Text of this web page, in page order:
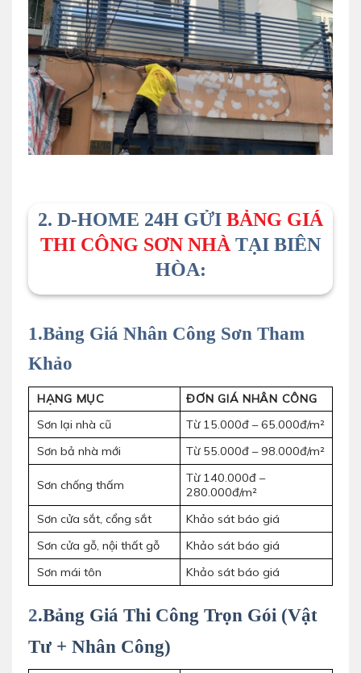
2. D-HOME 24H GỬI BẢNG GIÁ
THI CÔNG SƠN NHÀ TẠI BIÊN
HÒA:
1.Bảng Giá Nhân Công Sơn Tham
Khảo
HẠNG MỤC
ĐƠN GIÁ NHÂN CÔNG
Sơn lại nhà cũ
Từ 15.000đ – 65.000đ/m²
Sơn bả nhà mới
Từ 55.000đ – 98.000đ/m²
Sơn chống thấm
Từ 140.000đ –
280.000đ/m²
Sơn cửa sắt, cổng sắt
Khảo sát báo giá
Sơn cửa gỗ, nội thất gỗ
Khảo sát báo giá
Sơn mái tôn
Khảo sát báo giá
2.Bảng Giá Thi Công Trọn Gói (Vật
Tư + Nhân Công)